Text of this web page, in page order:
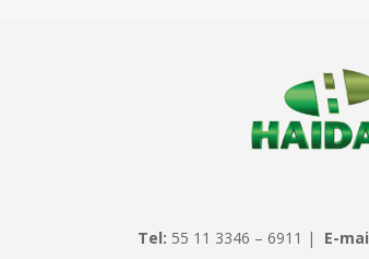
Tel: 55 11 3346 – 6911 | E-